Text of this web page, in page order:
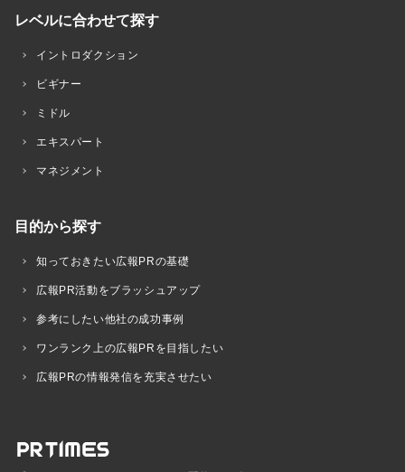
レベルに合わせて探す
イントロダクション
ビギナー
ミドル
エキスパート
マネジメント
目的から探す
知っておきたい広報PRの基礎
広報PR活動をブラッシュアップ
参考にしたい他社の成功事例
ワンランク上の広報PRを目指したい
広報PRの情報発信を充実させたい